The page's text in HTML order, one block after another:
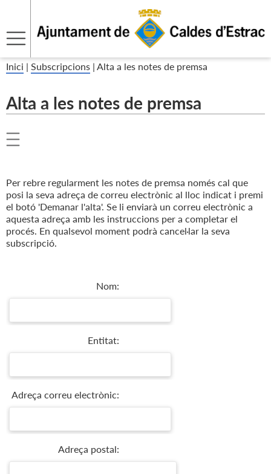
Inici | Subscripcions | Alta a les notes de premsa
Alta a les notes de premsa
Per rebre regularment les notes de premsa només cal que
posi la seva adreça de correu electrònic al lloc indicat i premi
el botó 'Demanar l'alta'. Se li enviarà un correu electrònic a
aquesta adreça amb les instruccions per a completar el
procés. En qualsevol moment podrà cancel·lar la seva
subscripció.
Nom:
Entitat:
Adreça correu electrònic:
Adreça postal: